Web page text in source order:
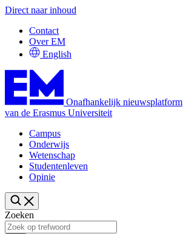
Direct naar inhoud
Contact
Over EM
English
Onafhankelijk nieuwsplatform
van de Erasmus Universiteit
Campus
Onderwijs
Wetenschap
Studentenleven
Opinie
Zoeken